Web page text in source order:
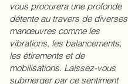
vous procurera une profonde
détente au travers de diverses
manœuvres comme les
vibrations, les balancements,
les étirements et de
mobilisations. Laissez-vous
submerger par ce sentiment